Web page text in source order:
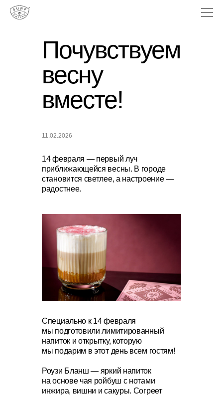
Почувствуем
весну
вместе!
11.02.2026
14 февраля — первый луч
приближающейся весны. В городе
становится светлее, а настроение —
радостнее.
Специально к 14 февраля
мы подготовили лимитированный
напиток и открытку, которую
мы подарим в этот день всем гостям!
Роузи Бланш — яркий напиток
на основе чая ройбуш с нотами
инжира, вишни и сакуры. Согреет